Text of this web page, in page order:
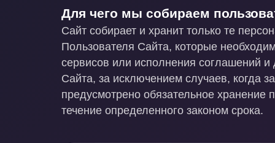
Для чего мы собираем
Сайт собирает и хранит только те
Пользователя Сайта, которые
сервисов или исполнения соглашений и
Сайта, за исключением случаев, когда
предусмотрено обязательное хранение
течение определенного законом срока.